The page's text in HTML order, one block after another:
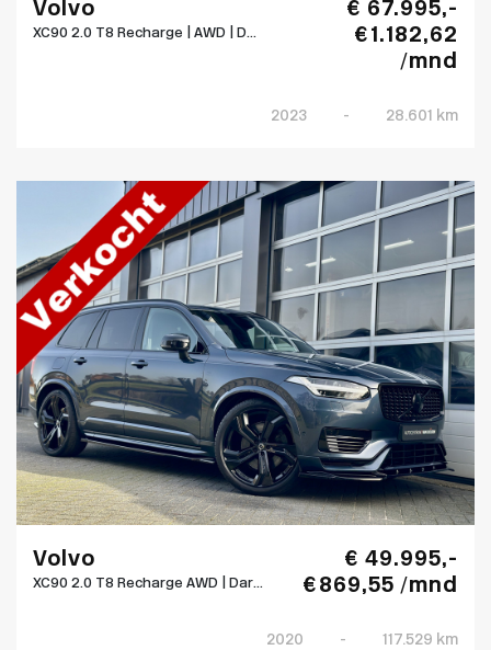
Volvo
XC90 2.0 T8 Recharge | AWD | D...
€ 67.995,-
€ 1.182,62
/mnd
2023 - 28.601 km
Volvo
XC90 2.0 T8 Recharge AWD | Dar...
€ 49.995,-
€ 869,55 /mnd
2020 - 117.529 km